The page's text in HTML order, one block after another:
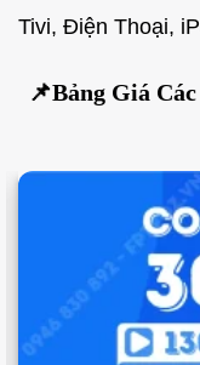
Tivi, Điện Thoại,
📌Bảng Giá